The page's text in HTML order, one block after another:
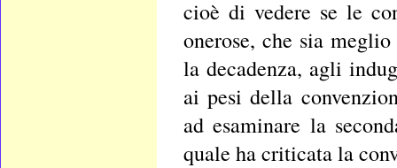
cioè di vedere se le
onerose, che sia
la decadenza, agli
ai pesi della
ad esaminare la
quale ha criticata la